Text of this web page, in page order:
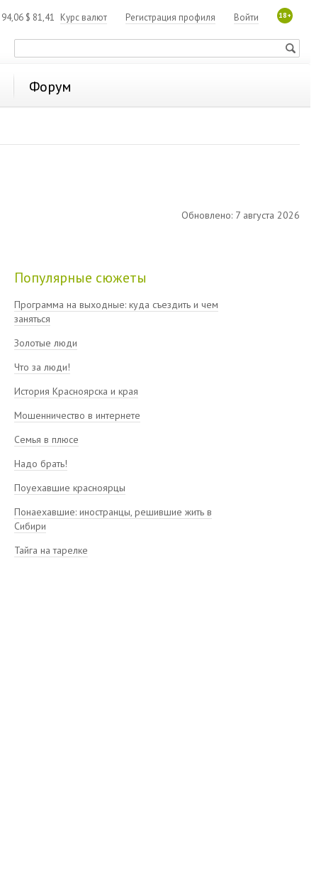
94,06 $ 81,41 Курс валют 18+
Войти
Регистрация профиля
Форум
Обновлено: 7 августа 2026
Популярные сюжеты
Программа на выходные: куда съездить и чем
заняться
Золотые люди
Что за люди!
История Красноярска и края
Мошенничество в интернете
Семья в плюсе
Надо брать!
Поуехавшие красноярцы
Понаехавшие: иностранцы, решившие жить в
Сибири
Тайга на тарелке